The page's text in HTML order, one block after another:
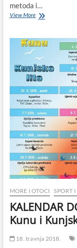
i
Jakovu
metoda i…
View MoreNovo
na
katu
Bure
Centra:
Maderoterapijom
kontra
celulita!
MORE I OTOCI SPORT
KALENDAR
Kunu i
18. travnja 2018.